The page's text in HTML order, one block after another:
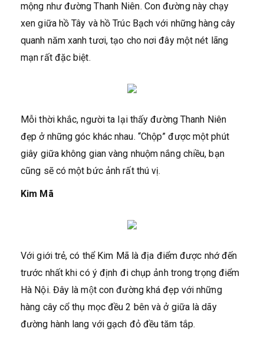
mộng như đường Thanh Niên. Con đường này chạy
xen giữa hồ Tây và hồ Trúc Bạch với những hàng cây
quanh năm xanh tươi, tạo cho nơi đây một nét lãng
mạn rất đặc biệt.
Mỗi thời khắc, người ta lại thấy đường Thanh Niên
đẹp ở những góc khác nhau. “Chộp” được một phút
giây giữa không gian vàng nhuộm nắng chiều, bạn
cũng sẽ có một bức ảnh rất thú vị.
Kim Mã
Với giới trẻ, có thể Kim Mã là địa điểm được nhớ đến
trước nhất khi có ý định đi chụp ảnh trong trọng điểm
Hà Nội. Đây là một con đường khá đẹp với những
hàng cây cổ thụ mọc đều 2 bên và ở giữa là dãy
đường hành lang với gạch đỏ đều tăm tắp.